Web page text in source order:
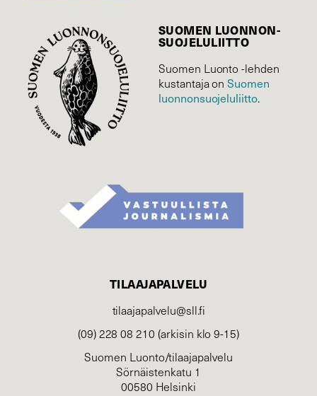
SUOMEN LUONNON­
SUOJELU­LIITTO
Suomen Luonto -lehden
kustantaja onSuomen
luonnonsuojelu­liitto.
TILAAJAPALVELU
tilaajapalvelu@sll.fi
(09) 228 08 210 (arkisin klo 9-15)
Suomen Luonto/tilaajapalvelu
Sörnäistenkatu 1
00580 Helsinki